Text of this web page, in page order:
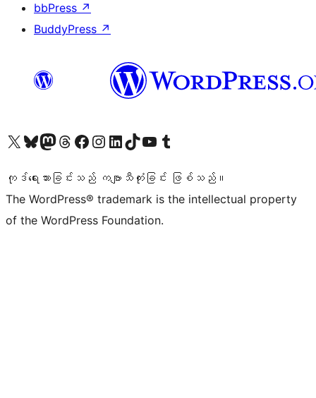
bbPress ↗
BuddyPress ↗
ကျွန်ုပ်တို့၏ X (ယခင် Twitter) အကောင့်သို့ သွားရောက်ကြည့်ရှုပါကျွန်ုပ်တို့၏ Bluesky အကောင့်သို့ ဝင်ရောက်ကြည့်ရှုရန်
ကျွန်ုပ်တို့၏ Mastodon အကောင့်သို့ သွားရောက်ကြည့်ရှုပါကျွန်ုပ်တို့၏ Threads အကောင့်သို့ ဝင်ရောက်ကြည့်ရှုရန်
ကျွန်ုပ်တို့၏ Facebook စာမျက်နှာသို့ သွားရောက်ကြည့်ရှုပါကျွန်ုပ်တို့၏ Instagram အကောင့်သို့ သွားရောက်ကြည့်ရှုပါ ကျွန်ုပ်တို့၏ LinkedIn အကောင့်သို့ သွားရောက်ကြည့်ရှုပါကျွန်ုပ်တို့၏ TikTok အကောင့်သို့ ဝင်ရောက်ကြည့်ရှုရန်
ကျွန်ုပ်တို့၏ YouTube ချန်နယ်သို့ သွားရောက်ကြည့်ရှုပါ ကျွန်ုပ်တို့၏ Tumblr အကောင့်သို့ ဝင်ရောက်ကြည့်ရှုရန်
ကုဒ်ရေးသားခြင်းသည် ကဗျာသီကုံးခြင်း ဖြစ်သည်။
The WordPress® trademark is the intellectual property
of the WordPress Foundation.